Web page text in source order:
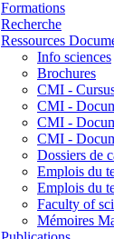
Formations
Recherche
Ressources
Info sciences
Brochures
CMI -
CMI -
CMI -
CMI -
Dossiers de
Emplois du
Emplois du
Faculty of
Mémoires